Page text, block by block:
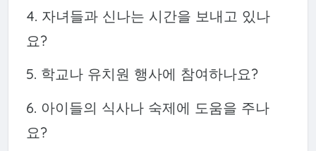
4. 자녀들과 신나는 시간을 보내고 있나
요?
5. 학교나 유치원 행사에 참여하나요?
6. 아이들의 식사나 숙제에 도움을 주나
요?